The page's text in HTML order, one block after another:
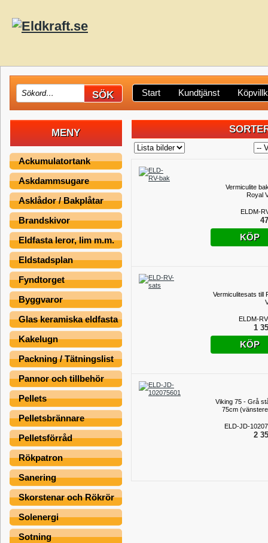
Start Kundtjänst
MENY
Ackumulatortank
Askdammsugare
Asklådor / Bakplåtar
Brandskivor
Eldfasta leror, lim m.m.
Eldstadsplan
Fyndtorget
Byggvaror
Glas keramiska eldfasta
Kakelugn
Packning / Tätningslist
Pannor och tillbehör
Pellets
Pelletsbrännare
Pelletsförråd
Rökpatron
Sanering
Skorstenar och Rökrör
Solenergi
Sotning
Vermiculite
Royal
ELDM-
KÖP
Vermiculitesats till
ELDM-
1
KÖP
Viking 75 - Grå
75cm
ELD-JD-
2